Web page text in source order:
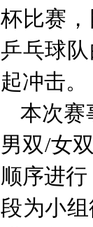
杯比赛
乒乓球
起冲击。
本次赛
男双/女
顺序进
段为小